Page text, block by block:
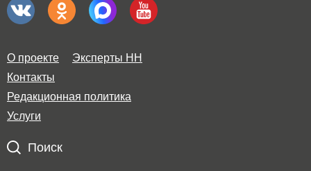
О проекте
Эксперты НН
Контакты
Редакционная политика
Услуги
Поиск